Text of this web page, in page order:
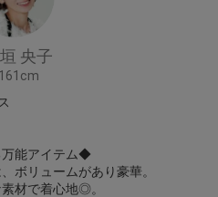
央子
161cm
能アイテム◆
ボリュームがあり豪華。
材で着心地◎。